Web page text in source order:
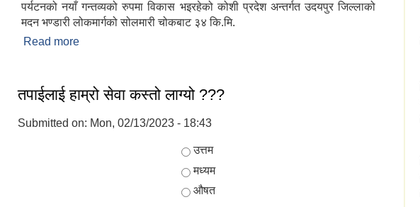
पर्यटनको नयाँ गन्तव्यको रुपमा विकास भइरहेको कोशी प्रदेश अन्तर्गत उदयपुर जिल्लाको
मदन भण्डारी लोकमार्गको सोलमारी चोकबाट ३४ कि.मि.
Read more
तपाईलाई हाम्रो सेवा कस्तो लाग्यो ???
Submitted on: Mon, 02/13/2023 - 18:43
Choices
उत्तम
मध्यम
औषत